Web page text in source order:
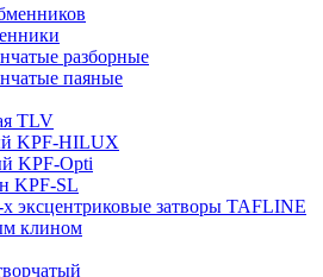
разборные
паяные
TLV
KPF-HILUX
KPF-Opti
KPF-SL
эксцентриковые затворы TAFLINE
клином